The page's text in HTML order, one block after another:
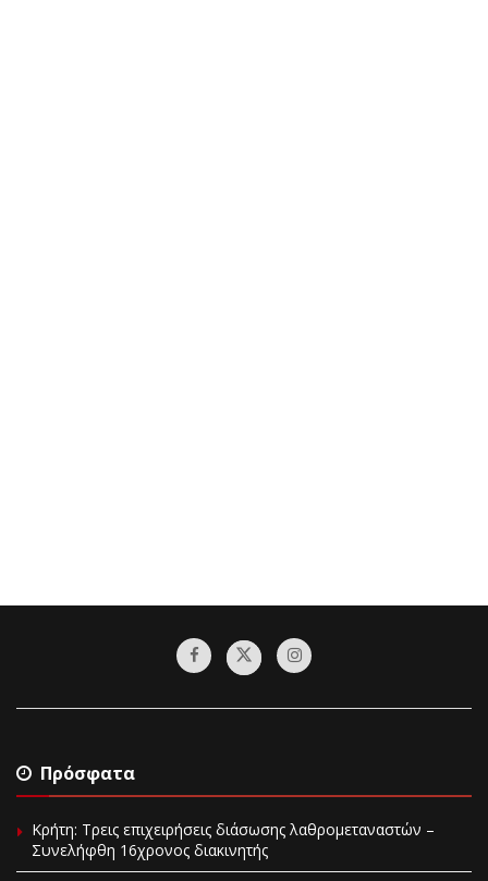
Πρόσφατα
Κρήτη: Τρεις επιχειρήσεις διάσωσης λαθρομεταναστών –
Συνελήφθη 16χρονος διακινητής